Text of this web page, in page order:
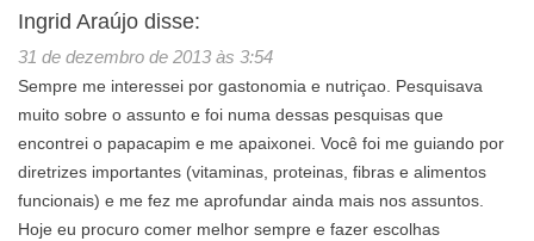
Ingrid Araújo disse:
31 de dezembro de 2013 às 3:54
Sempre me interessei por gastonomia e nutriçao. Pesquisava
muito sobre o assunto e foi numa dessas pesquisas que
encontrei o papacapim e me apaixonei. Você foi me guiando por
diretrizes importantes (vitaminas, proteinas, fibras e alimentos
funcionais) e me fez me aprofundar ainda mais nos assuntos.
Hoje eu procuro comer melhor sempre e fazer escolhas